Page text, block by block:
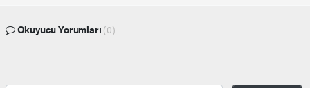
Okuyucu Yorumları (0)